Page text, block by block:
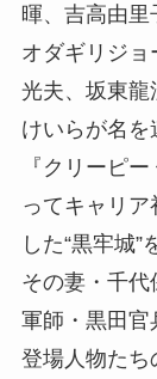
暉、吉高由里
オダギリジ
光夫、坂東龍
けいらが名を
『クリーピ
ってキャリ
した“黒牢城
その妻・千
軍師・黒田官
登場人物たち